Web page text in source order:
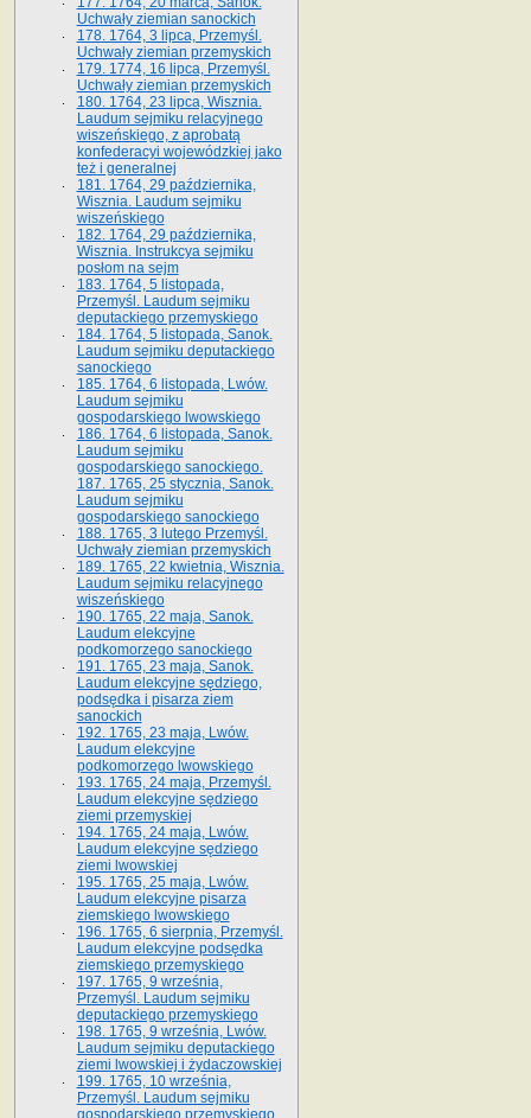
Uchwały ziemian sanockich
178. 1764, 3 lipca, Przemyśl.
Uchwały ziemian przemyskich
179. 1774, 16 lipca, Przemyśl.
Uchwały ziemian przemyskich
180. 1764, 23 lipca, Wisznia.
Laudum sejmiku relacyjnego
wiszeńskiego, z aprobatą
konfederacyi wojewódzkiej jako
też i generalnej
181. 1764, 29 października,
Wisznia. Laudum sejmiku
wiszeńskiego
182. 1764, 29 października,
Wisznia. Instrukcya sejmiku
posłom na sejm
183. 1764, 5 listopada,
Przemyśl. Laudum sejmiku
deputackiego przemyskiego
184. 1764, 5 listopada, Sanok.
Laudum sejmiku deputackiego
sanockiego
185. 1764, 6 listopada, Lwów.
Laudum sejmiku
gospodarskiego lwowskiego
186. 1764, 6 listopada, Sanok.
Laudum sejmiku
gospodarskiego sanockiego.
187. 1765, 25 stycznia, Sanok.
Laudum sejmiku
gospodarskiego sanockiego
188. 1765, 3 lutego Przemyśl.
Uchwały ziemian przemyskich
189. 1765, 22 kwietnia, Wisznia.
Laudum sejmiku relacyjnego
wiszeńskiego
190. 1765, 22 maja, Sanok.
Laudum elekcyjne
podkomorzego sanockiego
191. 1765, 23 maja, Sanok.
Laudum elekcyjne sędziego,
podsędka i pisarza ziem
sanockich
192. 1765, 23 maja, Lwów.
Laudum elekcyjne
podkomorzego lwowskiego
193. 1765, 24 maja, Przemyśl.
Laudum elekcyjne sędziego
ziemi przemyskiej
194. 1765, 24 maja, Lwów.
Laudum elekcyjne sędziego
ziemi lwowskiej
195. 1765, 25 maja, Lwów.
Laudum elekcyjne pisarza
ziemskiego lwowskiego
196. 1765, 6 sierpnia, Przemyśl.
Laudum elekcyjne podsędka
ziemskiego przemyskiego
197. 1765, 9 września,
Przemyśl. Laudum sejmiku
deputackiego przemyskiego
198. 1765, 9 września, Lwów.
Laudum sejmiku deputackiego
ziemi lwowskiej i żydaczowskiej
199. 1765, 10 września,
Przemyśl. Laudum sejmiku
gospodarskiego przemyskiego